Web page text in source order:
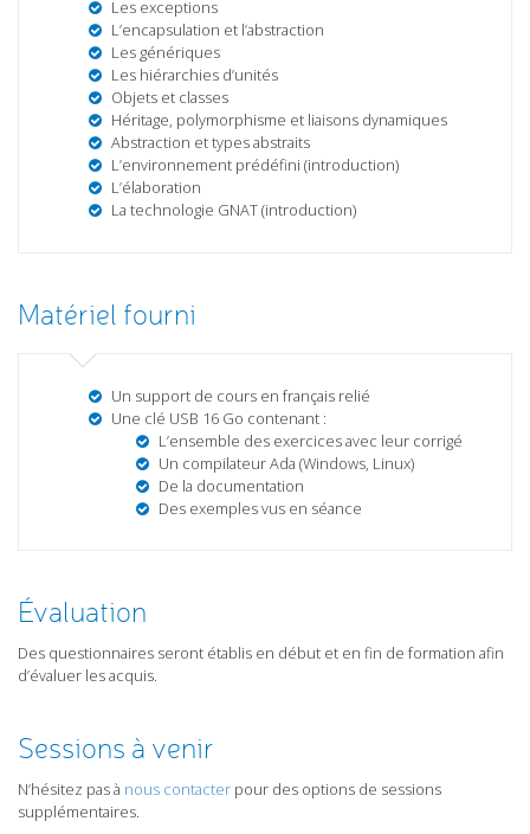
Les exceptions
L’encapsulation et l’abstraction
Les génériques
Les hiérarchies d’unités
Objets et classes
Héritage, polymorphisme et liaisons dynamiques
Abstraction et types abstraits
L’environnement prédéfini (introduction)
L’élaboration
La technologie GNAT (introduction)
Matériel fourni
Un support de cours en français relié
Une clé USB 16 Go contenant :
L’ensemble des exercices avec leur corrigé
Un compilateur Ada (Windows, Linux)
De la documentation
Des exemples vus en séance
Évaluation
Des questionnaires seront établis en début et en fin de formation afin
d’évaluer les acquis.
Sessions à venir
N’hésitez pas à nous contacter pour des options de sessions
supplémentaires.